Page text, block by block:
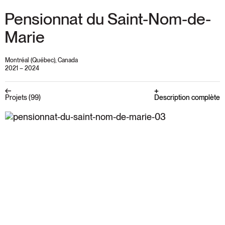
Pensionnat du Saint-Nom-de-
Marie
Montréal (Québec), Canada
2021 – 2024
Projets (99) Description complète